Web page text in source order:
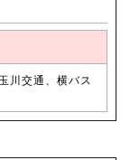
川交通、横バス